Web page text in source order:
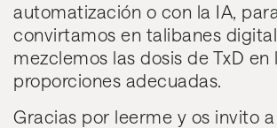
automatización o con la IA,
convirtamos en talibanes
mezclemos las dosis de TxD en
proporciones adecuadas.
Gracias por leerme y os invito